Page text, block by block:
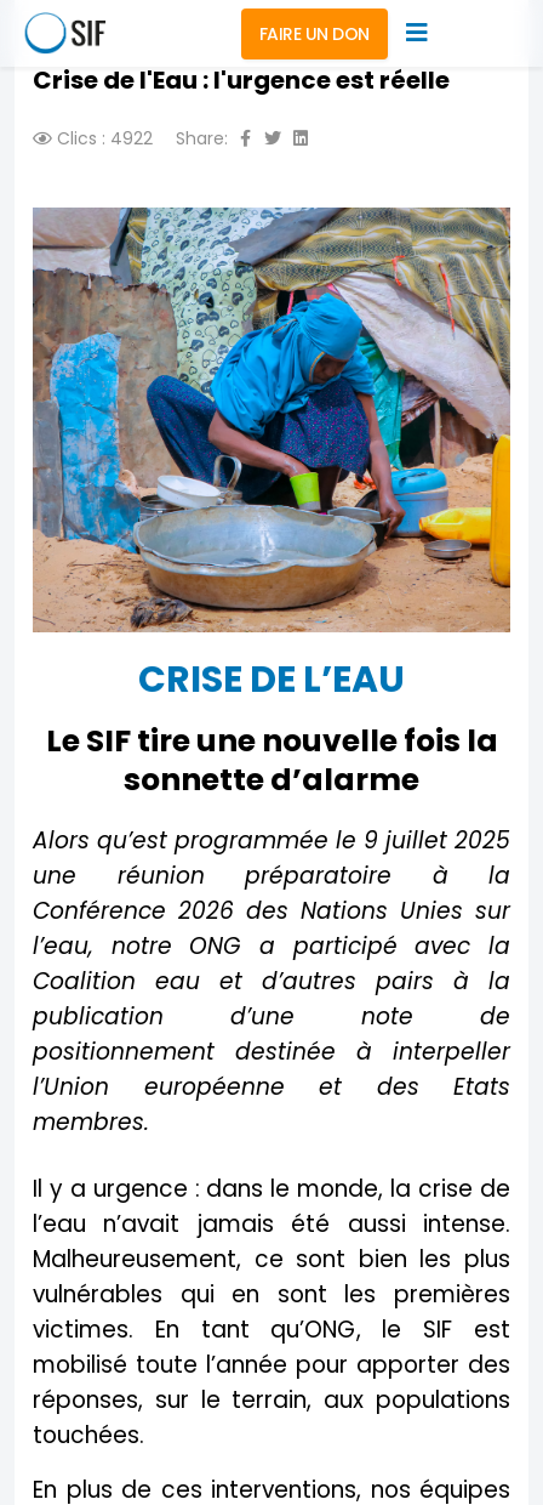
FAIRE UN DON
Crise de l'Eau : l'urgence est réelle
Clics : 4922 Share:
CRISE DE L’EAU
Le SIF tire une nouvelle fois la
sonnette d’alarme
Alors qu’est programmée le 9 juillet 2025
une réunion préparatoire à la
Conférence 2026 des Nations Unies sur
l’eau, notre ONG a participé avec la
Coalition eau et d’autres pairs à la
publication d’une note de
positionnement destinée à interpeller
l’Union européenne et des Etats
membres.
Il y a urgence : dans le monde, la crise de
l’eau n’avait jamais été aussi intense.
Malheureusement, ce sont bien les plus
vulnérables qui en sont les premières
victimes. En tant qu’ONG, le SIF est
mobilisé toute l’année pour apporter des
réponses, sur le terrain, aux populations
touchées.
En plus de ces interventions, nos équipes